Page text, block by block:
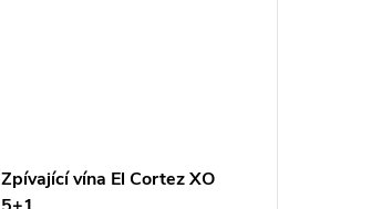
Zpívající vína El Cortez XO